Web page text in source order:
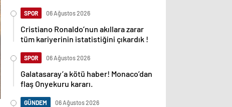
SPOR 06 Ağustos 2026
Cristiano Ronaldo’nun akıllara zarar
tüm kariyerinin istatistiğini çıkardık !
SPOR 06 Ağustos 2026
Galatasaray’a kötü haber! Monaco’dan
flaş Onyekuru kararı.
GÜNDEM 06 Ağustos 2026